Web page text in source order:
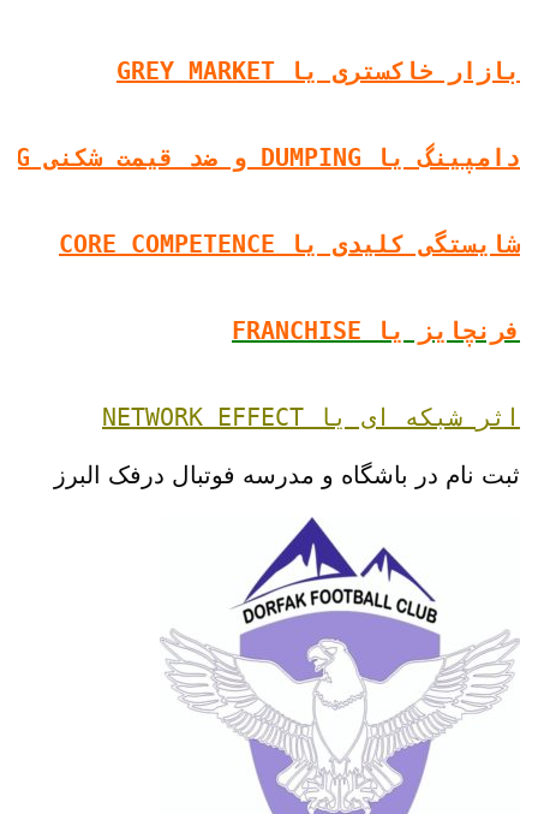
بازار خاکستری یا GREY MARKET
دامپینگ یا DUMPING و ضد قیمت شکنی ANTI-DUMPING
شایستگی کلیدی یا CORE COMPETENCE
فرنچایز یا FRANCHISE
اثر شبکه ای یا NETWORK EFFECT
ثبت نام در باشگاه و مدرسه فوتبال درفک البرز